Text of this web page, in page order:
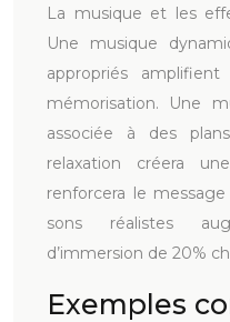
La musique et les
Une musique
appropriés
mémorisation. Une
associée à des
relaxation créera
renforcera le
sons réalistes
d’immersion de 20%
Exemples